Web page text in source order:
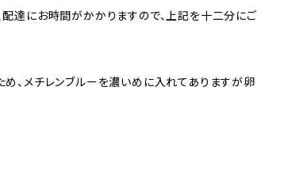
達にお時間がかかりますので、上記を十二分にご
、メチレンブルーを濃いめに入れてありますが卵